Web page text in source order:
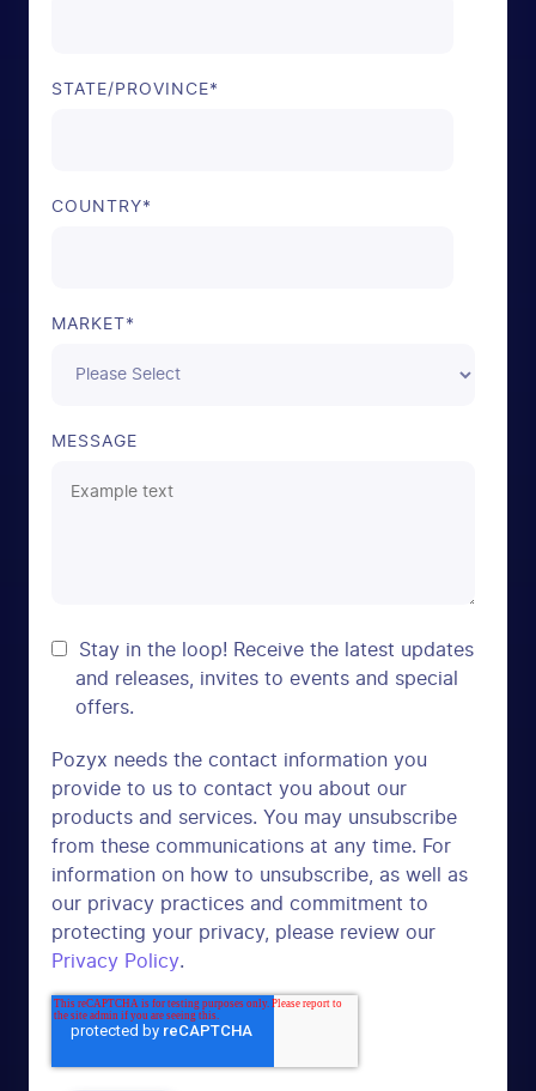
STATE/PROVINCE*
COUNTRY*
MARKET*
MESSAGE
Stay in the loop! Receive the latest updates
and releases, invites to events and special
offers.
Pozyx needs the contact information you
provide to us to contact you about our
products and services. You may unsubscribe
from these communications at any time. For
information on how to unsubscribe, as well as
our privacy practices and commitment to
protecting your privacy, please review our
Privacy Policy.